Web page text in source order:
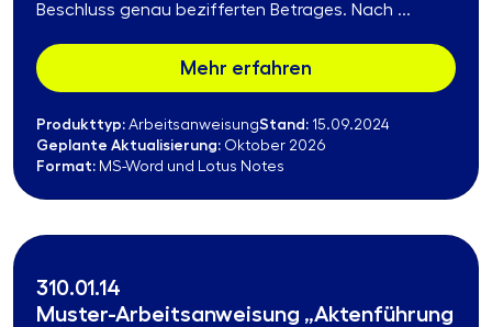
Beschluss genau bezifferten Betrages. Nach ...
Mehr erfahren
Produkttyp: ArbeitsanweisungStand: 15.09.2024
Geplante Aktualisierung: Oktober 2026
Format: MS-Word und Lotus Notes
310.01.14
Muster-Arbeitsanweisung „Aktenführung